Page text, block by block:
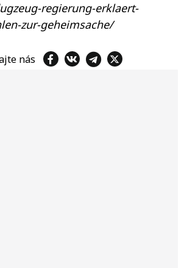
regierung-erklaert-
zur-geheimsache/
nás